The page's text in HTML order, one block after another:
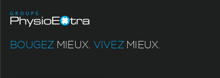
BOUGEZ MIEUX. VIVEZ MIEUX.